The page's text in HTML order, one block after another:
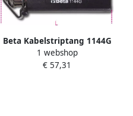
Beta Kabelstriptang 1144G
011440004
1 webshop
€ 57,31